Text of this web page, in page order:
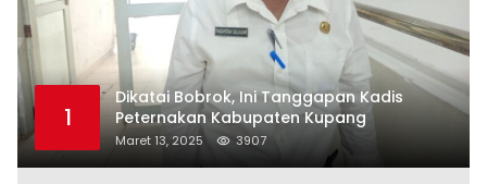
1
Dikatai Bobrok, Ini Tanggapan Kadis
Peternakan Kabupaten Kupang
Maret 13, 2025 3907